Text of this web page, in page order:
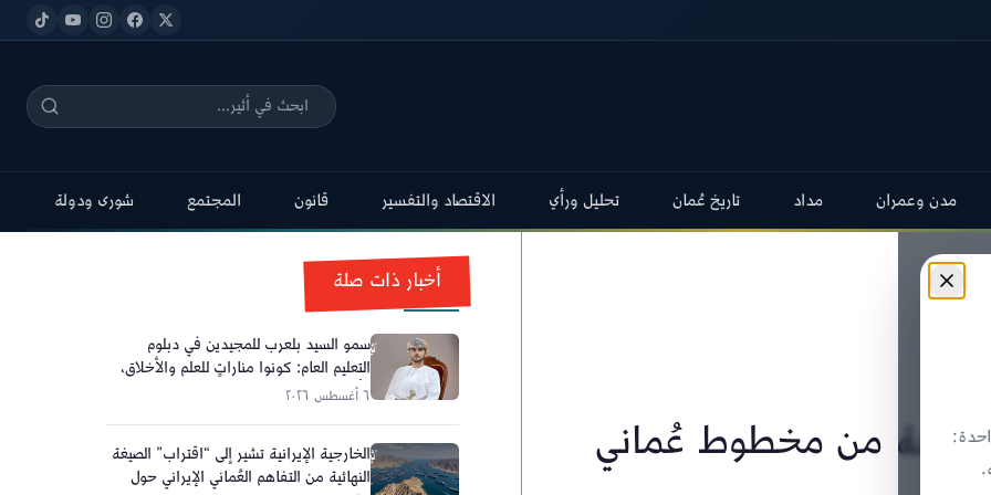
مدن وعمران مداد تاريخ عُمان تحليل ورأي الاقتصاد والتفسير قانون المجتمع شورى ودولة
نسخة من مخطوط عُماني
أخبار ذات صلة
سمو السيد بلعرب للمجيدين في دبلوم
التعليم العام: كونوا مناراتٍ للعلم والأخلاق،
وأحلامكم تصنع مستقبل عُمان
٦ أغسطس ٢٠٢٦
الخارجية الإيرانية تشير إلى “اقتراب” الصيغة
النهائية من التفاهم العُماني الإيراني حول